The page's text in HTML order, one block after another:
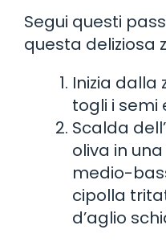
Segui questi
questa deliziosa
Inizia dalla
togli i semi
Scalda
oliva in
medio-
cipolla
d’aglio